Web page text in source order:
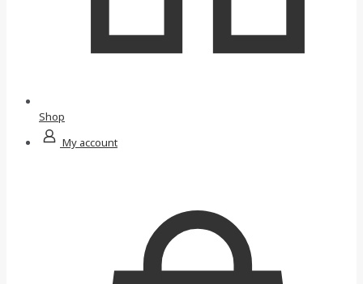
Shop
My account